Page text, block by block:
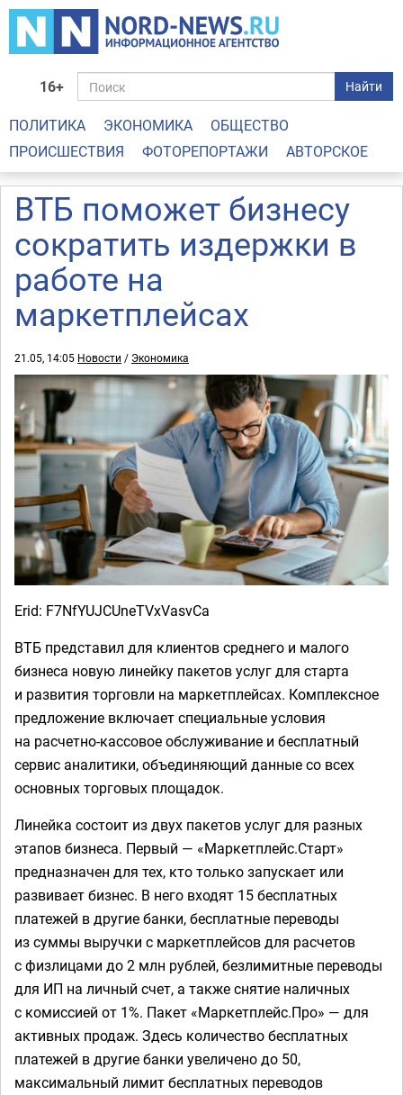
16+ Найти
ПОЛИТИКА ЭКОНОМИКА
ОБЩЕСТВО
ПРОИСШЕСТВИЯ
ФОТОРЕПОРТАЖИ АВТОРСКОЕ
ВТБ поможет бизнесу
сократить издержки в
работе на
маркетплейсах
21.05, 14:05 Новости / Экономика
Erid: F7NfYUJCUneTVxVasvCa
ВТБ представил для клиентов среднего и малого
бизнеса новую линейку пакетов услуг для старта
и развития торговли на маркетплейсах. Комплексное
предложение включает специальные условия
на расчетно-кассовое обслуживание и бесплатный
сервис аналитики, объединяющий данные со всех
основных торговых площадок.
Линейка состоит из двух пакетов услуг для разных
этапов бизнеса. Первый — «Маркетплейс.Старт»
предназначен для тех, кто только запускает или
развивает бизнес. В него входят 15 бесплатных
платежей в другие банки, бесплатные переводы
из суммы выручки с маркетплейсов для расчетов
с физлицами до 2 млн рублей, безлимитные переводы
для ИП на личный счет, а также снятие наличных
с комиссией от 1%. Пакет «Маркетплейс.Про» — для
активных продаж. Здесь количество бесплатных
платежей в другие банки увеличено до 50,
максимальный лимит бесплатных переводов